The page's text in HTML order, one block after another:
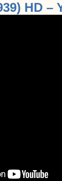
HD –